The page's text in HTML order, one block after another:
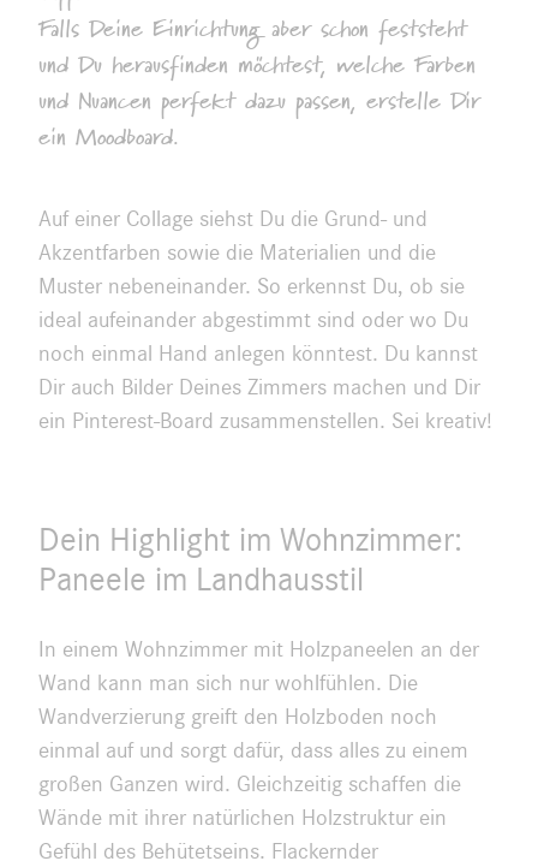
Falls Deine Einrichtung aber schon feststeht
und Du herausfinden möchtest, welche Farben
und Nuancen perfekt dazu passen, erstelle Dir
ein Moodboard.
Auf einer Collage siehst Du die Grund- und
Akzentfarben sowie die Materialien und die
Muster nebeneinander. So erkennst Du, ob sie
ideal aufeinander abgestimmt sind oder wo Du
noch einmal Hand anlegen könntest. Du kannst
Dir auch Bilder Deines Zimmers machen und Dir
ein Pinterest-Board zusammenstellen. Sei kreativ!
Dein Highlight im Wohnzimmer:
Paneele im Landhausstil
In einem Wohnzimmer mit Holzpaneelen an der
Wand kann man sich nur wohlfühlen. Die
Wandverzierung greift den Holzboden noch
einmal auf und sorgt dafür, dass alles zu einem
großen Ganzen wird. Gleichzeitig schaffen die
Wände mit ihrer natürlichen Holzstruktur ein
Gefühl des Behütetseins. Flackernder